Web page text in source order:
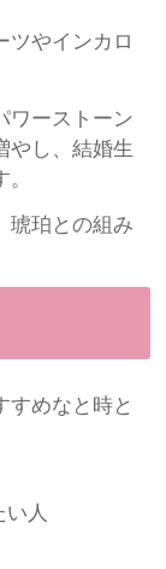
ツやインカロ
ワーストーン
やし、結婚生
琥珀との組み
すめなと時と
人